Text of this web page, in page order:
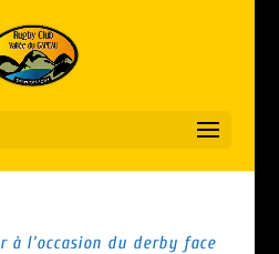
à l’occasion du derby face